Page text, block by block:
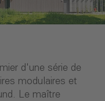
d'une série de
modulaires et
Le maître